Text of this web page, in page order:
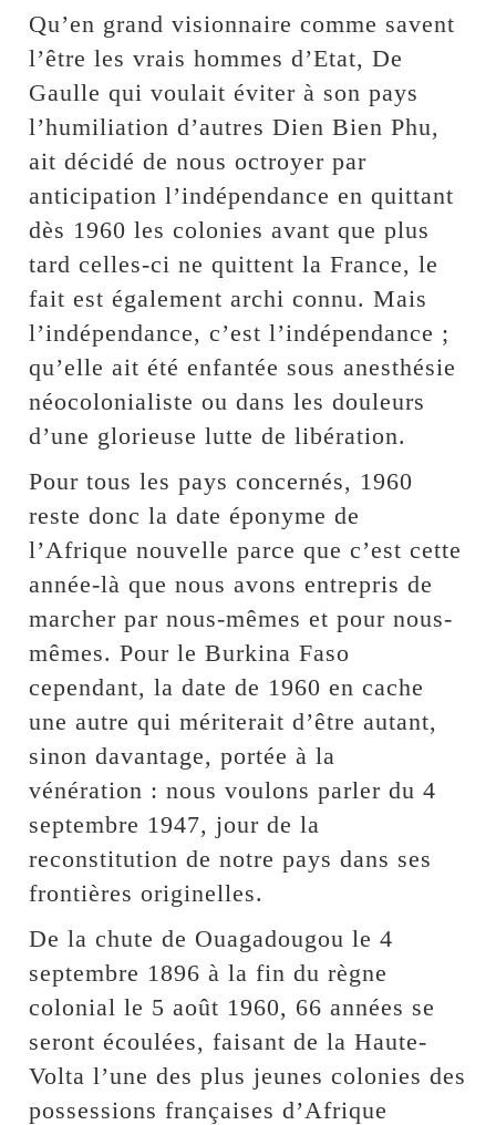
Qu’en grand visionnaire comme savent
l’être les vrais hommes d’Etat, De
Gaulle qui voulait éviter à son pays
l’humiliation d’autres Dien Bien Phu,
ait décidé de nous octroyer par
anticipation l’indépendance en quittant
dès 1960 les colonies avant que plus
tard celles-ci ne quittent la France, le
fait est également archi connu. Mais
l’indépendance, c’est l’indépendance ;
qu’elle ait été enfantée sous anesthésie
néocolonialiste ou dans les douleurs
d’une glorieuse lutte de libération.
Pour tous les pays concernés, 1960
reste donc la date éponyme de
l’Afrique nouvelle parce que c’est cette
année-là que nous avons entrepris de
marcher par nous-mêmes et pour nous-
mêmes. Pour le Burkina Faso
cependant, la date de 1960 en cache
une autre qui mériterait d’être autant,
sinon davantage, portée à la
vénération : nous voulons parler du 4
septembre 1947, jour de la
reconstitution de notre pays dans ses
frontières originelles.
De la chute de Ouagadougou le 4
septembre 1896 à la fin du règne
colonial le 5 août 1960, 66 années se
seront écoulées, faisant de la Haute-
Volta l’une des plus jeunes colonies des
possessions françaises d’Afrique